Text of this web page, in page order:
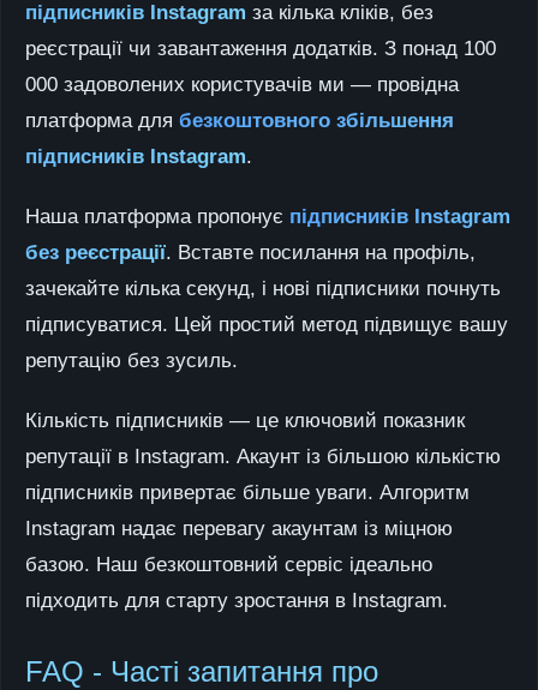
підписників Instagram за кілька кліків, без
реєстрації чи завантаження додатків. З понад 100
000 задоволених користувачів ми — провідна
платформа для безкоштовного збільшення
підписників Instagram.
Наша платформа пропонує підписників Instagram
без реєстрації. Вставте посилання на профіль,
зачекайте кілька секунд, і нові підписники почнуть
підписуватися. Цей простий метод підвищує вашу
репутацію без зусиль.
Кількість підписників — це ключовий показник
репутації в Instagram. Акаунт із більшою кількістю
підписників привертає більше уваги. Алгоритм
Instagram надає перевагу акаунтам із міцною
базою. Наш безкоштовний сервіс ідеально
підходить для старту зростання в Instagram.
FAQ - Часті запитання про